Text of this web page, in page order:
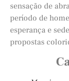
sensação de
período de
esperança e
propostas